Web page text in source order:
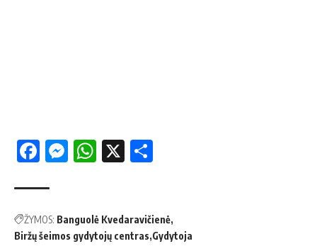
Facebook
Messenger
WhatsApp
X
ŽYMOS: Banguolė Kvedaravičienė
Biržų šeimos gydytojų centras Gydytoja